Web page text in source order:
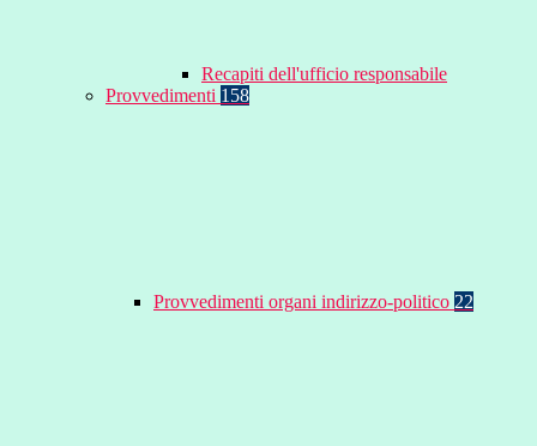
Recapiti dell'ufficio responsabile
Provvedimenti 158
Provvedimenti organi indirizzo-politico 22